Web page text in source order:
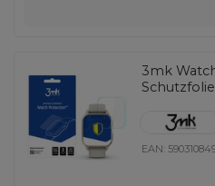
3mk
EAN: